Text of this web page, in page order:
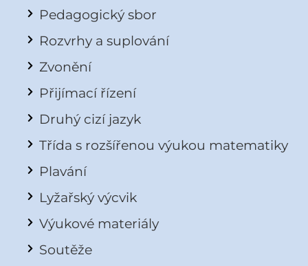
Pedagogický sbor
Rozvrhy a suplování
Zvonění
Přijímací řízení
Druhý cizí jazyk
Třída s rozšířenou výukou matematiky
Plavání
Lyžařský výcvik
Výukové materiály
Soutěže